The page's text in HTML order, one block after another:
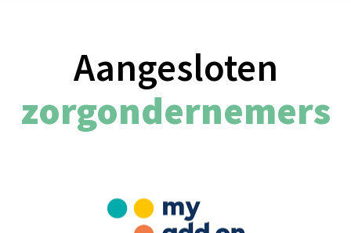
Aangesloten
zorgondernemers